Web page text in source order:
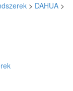
> DAHUA >